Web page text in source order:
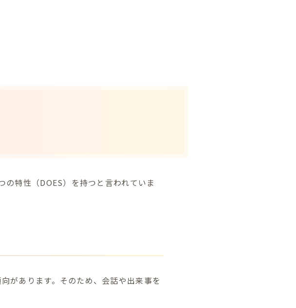
特性（DOES）を持つと言われていま
があります。そのため、会話や出来事を